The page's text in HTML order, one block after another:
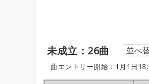
未成立：26曲 並べ
曲エントリー開始：1月1日